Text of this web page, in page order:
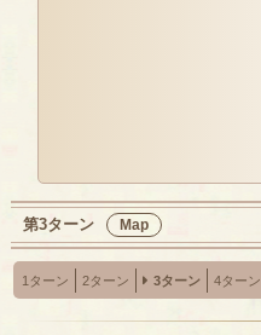
第3ターン Map
1ターン 2ターン 3ターン 4ターン